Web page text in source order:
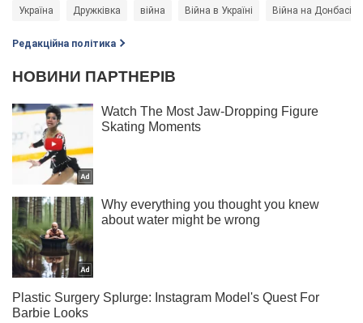
Україна Дружківка війна Війна в Україні Війна на Донбасі
Редакційна політика